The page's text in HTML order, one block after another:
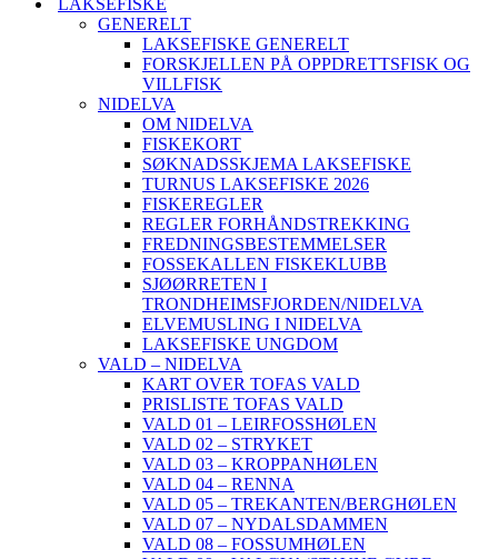
LAKSEFISKE
GENERELT
LAKSEFISKE GENERELT
FORSKJELLEN PÅ OPPDRETTSFISK OG
VILLFISK
NIDELVA
OM NIDELVA
FISKEKORT
SØKNADSSKJEMA LAKSEFISKE
TURNUS LAKSEFISKE 2026
FISKEREGLER
REGLER FORHÅNDSTREKKING
FREDNINGSBESTEMMELSER
FOSSEKALLEN FISKEKLUBB
SJØØRRETEN I
TRONDHEIMSFJORDEN/NIDELVA
ELVEMUSLING I NIDELVA
LAKSEFISKE UNGDOM
VALD – NIDELVA
KART OVER TOFAS VALD
PRISLISTE TOFAS VALD
VALD 01 – LEIRFOSSHØLEN
VALD 02 – STRYKET
VALD 03 – KROPPANHØLEN
VALD 04 – RENNA
VALD 05 – TREKANTEN/BERGHØLEN
VALD 07 – NYDALSDAMMEN
VALD 08 – FOSSUMHØLEN